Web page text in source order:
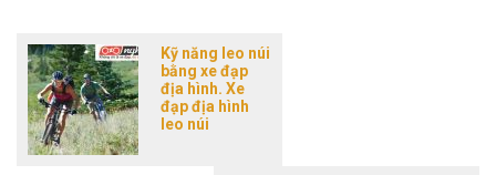
Kỹ năng leo núi
bằng xe đạp
địa hình. Xe
đạp địa hình
leo núi